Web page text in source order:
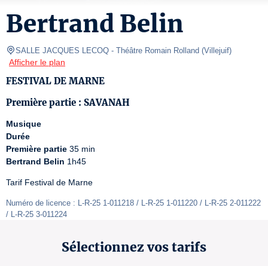
Bertrand Belin
SALLE JACQUES LECOQ - Théâtre Romain Rolland (Villejuif)
Afficher le plan
FESTIVAL DE MARNE
Première partie : SAVANAH
Musique
Durée
Première partie
Bertrand Belin 1h45
Tarif Festival de Marne
Numéro de licence : L-R-25 1-011218 / L-R-25 1-011220 / L-R-25 2-011222
/ L-R-25 3-011224
Sélectionnez vos tarifs